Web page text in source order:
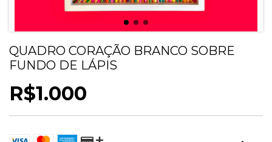
QUADRO CORAÇÃO BRANCO SOBRE
FUNDO DE LÁPIS
R$1.000